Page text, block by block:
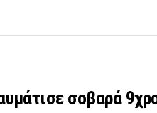
σοβαρά